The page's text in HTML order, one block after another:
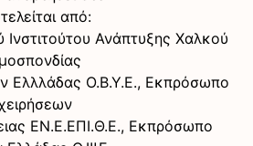
από:
Ανάπτυξης Χαλκού
Ελλλάδας Ο.Β.Υ.Ε., Εκπρόσωπο
ΕΝ.Ε.ΕΠΙ.Θ.Ε., Εκπρόσωπο